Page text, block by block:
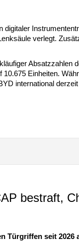
verlegt.
Absatzzahlen
Einheiten.
international
bestraft,
Türgriffen seit 2026